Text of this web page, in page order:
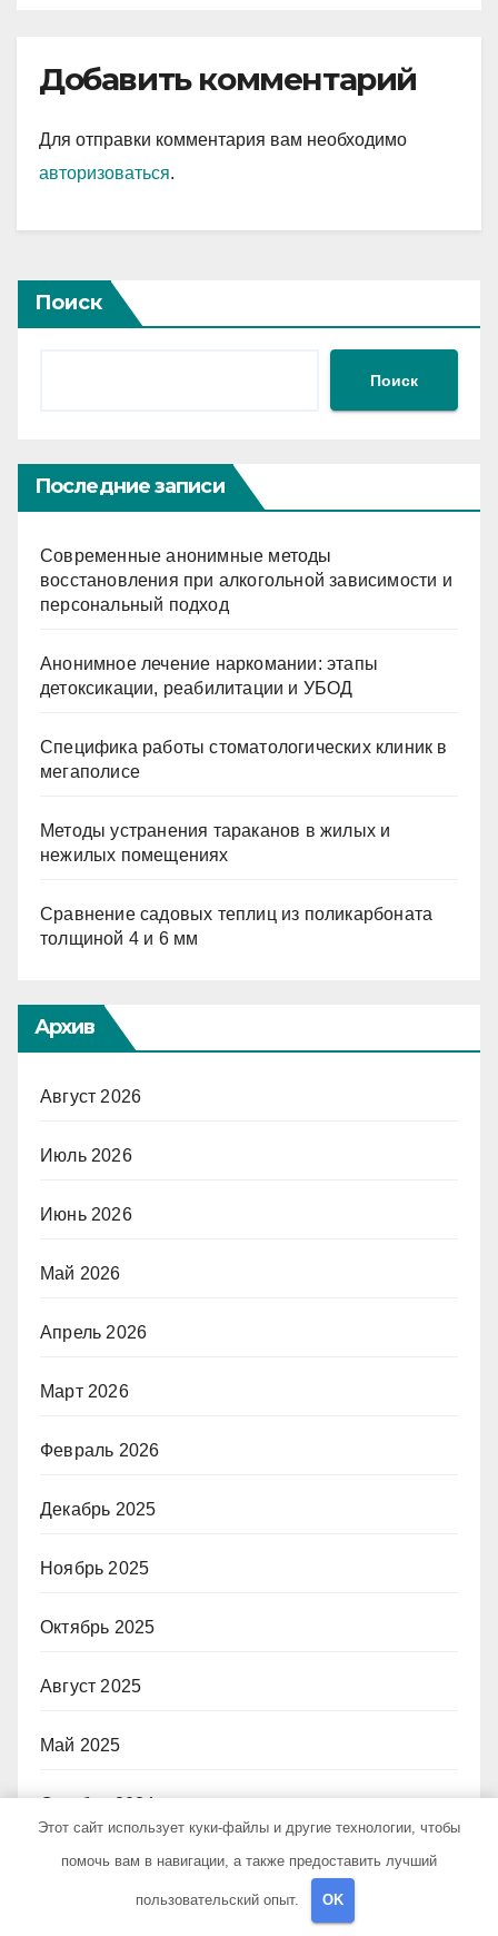
Добавить комментарий
Для отправки комментария вам необходимо
авторизоваться.
Поиск
Поиск
Последние записи
Современные анонимные методы
восстановления при алкогольной зависимости и
персональный подход
Анонимное лечение наркомании: этапы
детоксикации, реабилитации и УБОД
Специфика работы стоматологических клиник в
мегаполисе
Методы устранения тараканов в жилых и
нежилых помещениях
Сравнение садовых теплиц из поликарбоната
толщиной 4 и 6 мм
Архив
Август 2026
Июль 2026
Июнь 2026
Май 2026
Апрель 2026
Март 2026
Февраль 2026
Декабрь 2025
Ноябрь 2025
Октябрь 2025
Август 2025
Май 2025
Октябрь 2024
Сентябрь 2024
Этот сайт использует куки-файлы и другие технологии, чтобы
помочь вам в навигации, а также предоставить лучший
пользовательский опыт. OK